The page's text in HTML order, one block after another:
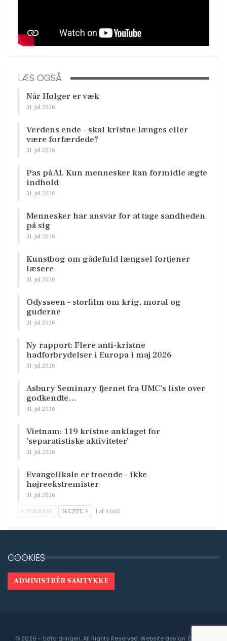
LÆS OGSÅ
Når Holger er væk
31. jul 2026
Verdens ende – skal kristne længes eller
være forfærdede?
31. jul 2026
Pas på AI. Kun mennesker kan formidle ægte
indhold
31. jul 2026
Mennesker har ansvar for at tage sandheden
på sig
31. jul 2026
Kunstbog om gådefuld længsel fortjener
læsere
31. jul 2026
Odysseen – storfilm om krig, moral og
guderne
31. jul 2026
Ny rapport: Flere anti-kristne
hadforbrydelser i Europa i maj 2026
31. jul 2026
Asbury Seminary fjernet fra UMC’s liste over
godkendte…
31. jul 2026
Vietnam: 119 kristne anklaget for
’separatistiske aktiviteter’
31. jul 2026
Evangelikale er troende – ikke
højreekstremister
31. jul 2026
FORRIGE NÆSTE 1 af 4.665
COOKIES
ADMINISTRÉR SAMTYKKE
© 2026 - Udfordringen. All Rights Reserved.Website design: Engedal